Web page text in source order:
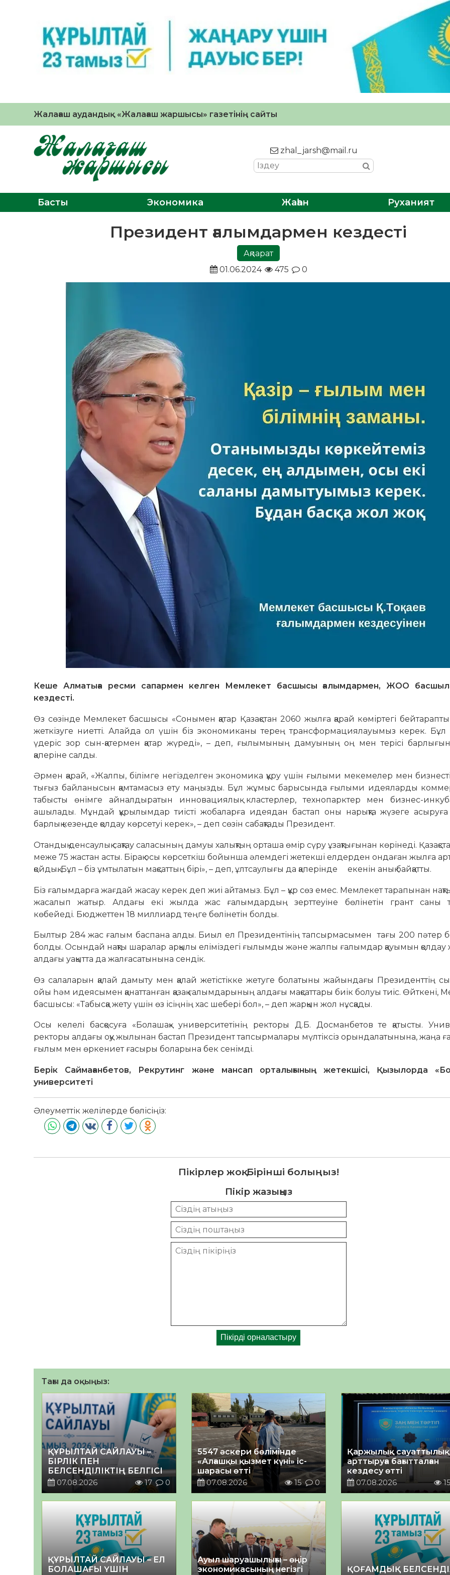
Жалағаш аудандық «Жалағаш жаршысы» газетінің сайты
zhal_jarsh@mail.ru
Басты Экономика Жаһан Руханият
Президент ғалымдармен кездесті
Ақпарат
01.06.2024
475 0
Кеше Алматыға ресми сапармен келген Мемлекет басшысы ғалымдармен, ЖОО
кездесті.
Өз сөзінде Мемлекет басшысы «Сонымен қатар Қазақстан 2060 жылға қарай көміртегі
жеткізуге ниетті. Алайда ол үшін біз экономиканы терең трансформациялауымыз керек. Бұл
үдеріс зор сын-қатермен қатар жүреді», – деп, ғылымының дамуының оң мен терісі барлығын
қаперіне салды.
Әрмен қарай, «Жалпы, білімге негізделген экономика құру үшін ғылыми мекемелер мен
тығыз байланысын қамтамасыз ету маңызды. Бұл жұмыс барысында ғылыми идеяларды
табысты өнімге айналдыратын инновациялық кластерлер, технопарктер мен бизнес-
ашылады. Мұндай құрылымдар тиісті жобаларға идеядан бастап оны нарықта жүзеге асыруға
барлық кезеңде қолдау көрсетуі керек», – деп сөзін сабақтады Президент.
Отандық денсаулық сақтау саласының дамуы халықтың орташа өмір сүру ұзақтығынан көрінеді.
меже 75 жастан асты. Бірақ осы көрсеткіш бойынша әлемдегі жетекші елдерден ондаған жылға
қойдық. Бұл – біз ұмтылатын мақсаттың бірі», – деп, ұлтсаулығы да қаперінде екенін анық байқатты.
Біз ғалымдарға жағдай жасау керек деп жиі айтамыз. Бұл – құр сөз емес. Мемлекет тарапынан
жасалып жатыр. Алдағы екі жылда жас ғалымдардың зерттеуіне бөлінетін грант саны
көбейеді. Бюджеттен 18 миллиард теңге бөлінетін болды.
Былтыр 284 жас ғалым баспана алды. Биыл ел Президентінің тапсырмасымен тағы 200 пәтер
болды. Осындай нақты шаралар арқылы еліміздегі ғылымды және жалпы ғалымдар қауымын
алдағы уақытта да жалғасатынына сендік.
Өз салаларын қалай дамыту мен қалай жетістікке жетуге болатыны жайындағы Президенттің
ойы һәм идеясымен қанаттанған қазақ ғалымдарының алдағы мақсаттары биік болуы тиіс. Өйткені,
басшысы: «Табысқа жету үшін өз ісіңнің хас шебері бол», – деп жарқын жол нұсқады.
Осы келелі басқосуға «Болашақ» университетінің ректоры Д.Б. Досманбетов те қатысты.
ректоры алдағы оқу жылынан бастап Президент тапсырмалары мүлтіксіз орындалатынына, жаңа
ғылым мен өркениет ғасыры боларына бек сенімді.
Берік Саймағанбетов, Рекрутинг және мансап орталығының жетекшісі, Қызылорда
университеті
Әлеуметтік желілерде бөлісіңіз:
Пікірлер жоқ. Бірінші болыңыз!
Пікір жазыңыз
Тағы да оқыңыз:
ҚҰРЫЛТАЙ САЙЛАУЫ –
БІРЛІК ПЕН
БЕЛСЕНДІЛІКТІҢ БЕЛГІСІ
07.08.2026
17 0
5547 әскери бөлімінде
«Алғашқы қызмет күні» іс-
шарасы өтті
07.08.2026
15 0
Қаржылық
арттыруға бағытталған
кездесу өтті
07.08.2026
ҚҰРЫЛТАЙ САЙЛАУЫ – ЕЛ
БОЛАШАҒЫ ҮШІН
Ауыл шаруашылығы – өңір
экономикасының негізгі
ҚОҒАМДЫҚ